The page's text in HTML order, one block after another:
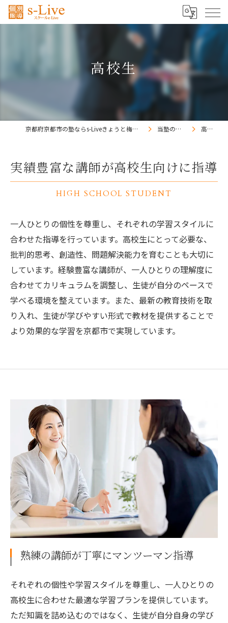
高校生
京都府京都市の塾ならs-Liveきょうと梅小路校 当塾の特徴 高校生
実績豊富な講師が高校生向けに指導
HIGH SCHOOL STUDENT
一人ひとりの個性を尊重し、それぞれの学習スタイルに
合わせた指導を行っています。高校生にとって必要な、
批判的思考、創造性、問題解決能力を育むことも大切に
しています。経験豊富な講師が、一人ひとりの理解度に
合わせてカリキュラムを調整し、生徒が自分のペースで
学べる環境を整えています。また、最新の教育技術を取
り入れ、生徒が学びやすい形式で教材を提供することで
より効果的な学習を京都市で実現しています。
熟練の講師が丁寧にマンツーマン指導
それぞれの個性や学習スタイルを尊重し、一人ひとりの
高校生に合わせた最適な学習プランを提供しています。
ただ知識を詰め込むのではなく、生徒が自分自身の学び